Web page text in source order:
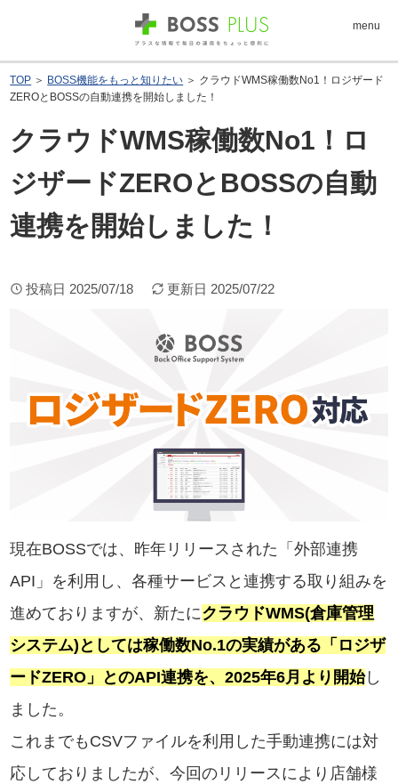
menu
TOP ＞ BOSS機能をもっと知りたい ＞ クラウドWMS稼働数No1！ロジザード
ZEROとBOSSの自動連携を開始しました！
クラウドWMS稼働数No1！ロ
ジザードZEROとBOSSの自動
連携を開始しました！
投稿日 2025/07/18 更新日 2025/07/22
現在BOSSでは、昨年リリースされた「外部連携
API」を利用し、各種サービスと連携する取り組みを
進めておりますが、新たにクラウドWMS(倉庫管理
システム)としては稼働数No.1の実績がある「ロジザ
ードZERO」とのAPI連携を、2025年6月より開始し
ました。
これまでもCSVファイルを利用した手動連携には対
応しておりましたが、今回のリリースにより店舗様